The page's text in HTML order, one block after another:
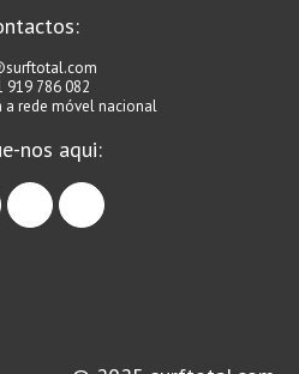
919 786 082
a rede móvel nacional
nos aqui:
facebookinstagramlinkedin